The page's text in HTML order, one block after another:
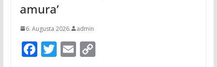
amura’
6. Augusta 2026. admin
F T E C